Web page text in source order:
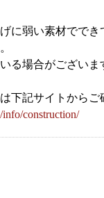
に弱い素材でで
る場合がござい
下記サイトから
construction/